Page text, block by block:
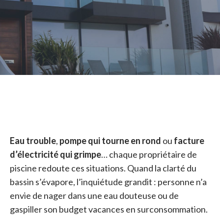
Eau trouble, pompe qui tourne en rond ou facture
d’électricité qui grimpe… chaque propriétaire de
piscine redoute ces situations. Quand la clarté du
bassin s’évapore, l’inquiétude grandit : personne n’a
envie de nager dans une eau douteuse ou de
gaspiller son budget vacances en surconsommation.